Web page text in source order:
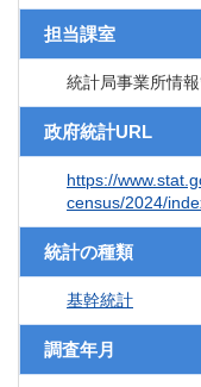
担当課室
統計局事業所情
政府統計URL
https://
census/2024/
統計の種類
基幹統計
調査年月